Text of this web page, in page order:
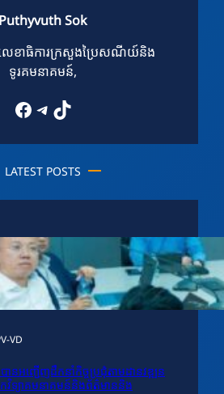
Puthyvuth Sok
លេខាធិការក្រសួងប្រៃសណីយ៍និង
ទូរគមនាគមន៍,
Facebook Telegram TikTok
LATEST POSTS
VD
នអញ្ជើញដឹកនាំកិច្ចប្រជុំតាមដានវឌ្ឍន
កវិទ្យាគមនាគមន៍និងព័ត៌មាននិង